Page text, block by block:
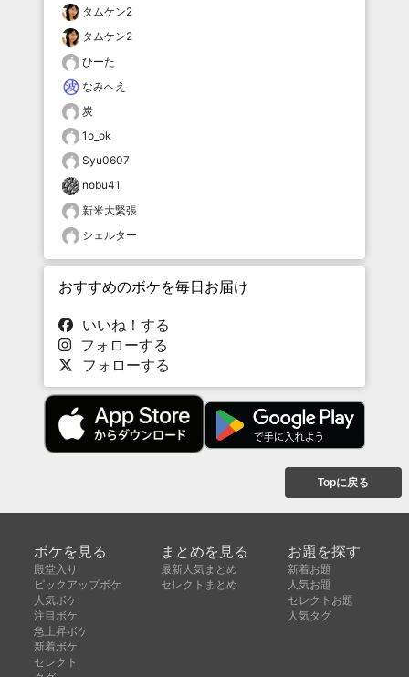
タムケン2
タムケン2
ひーた
なみへえ
炭
1o_ok
Syu0607
nobu41
新米大緊張
シェルター
おすすめのボケを毎日お届け
いいね！する
フォローする
フォローする
Topに戻る
ボケを見る
殿堂入り
ピックアップボケ
人気ボケ
注目ボケ
急上昇ボケ
新着ボケ
セレクト
まとめを見る
最新人気まとめ
セレクトまとめ
お題を探す
新着お題
人気お題
セレクトお題
人気タグ